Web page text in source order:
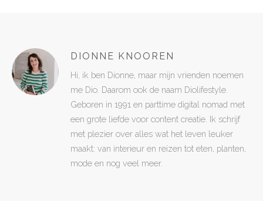
DIONNE KNOOREN
Hi, ik ben Dionne, maar mijn vrienden noemen
me Dio. Daarom ook de naam Diolifestyle.
Geboren in 1991 en parttime digital nomad met
een grote liefde voor content creatie. Ik schrijf
met plezier over alles wat het leven leuker
maakt: van interieur en reizen tot eten, planten,
mode en nog veel meer.